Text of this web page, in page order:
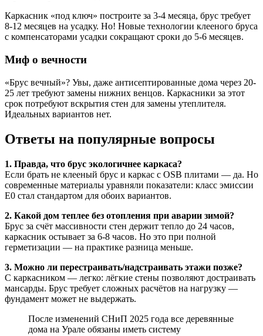
Каркасник «под ключ» построите за 3-4 месяца, брус требует
8-12 месяцев на усадку. Но! Новые технологии клееного бруса
с компенсаторами усадки сокращают сроки до 5-6 месяцев.
Миф о вечности
«Брус вечный»? Увы, даже антисептированные дома через 20-
25 лет требуют замены нижних венцов. Каркасники за этот
срок потребуют вскрытия стен для замены утеплителя.
Идеальных вариантов нет.
Ответы на популярные вопросы
1. Правда, что брус экологичнее каркаса?
Если брать не клееный брус и каркас с OSB плитами — да. Но
современные материалы уравняли показатели: класс эмиссии
Е0 стал стандартом для обоих вариантов.
2. Какой дом теплее без отопления при аварии зимой?
Брус за счёт массивности стен держит тепло до 24 часов,
каркасник остывает за 6-8 часов. Но это при полной
герметизации — на практике разница меньше.
3. Можно ли перестраивать/надстраивать этажи позже?
С каркасником — легко: лёгкие стены позволяют достраивать
мансарды. Брус требует сложных расчётов на нагрузку —
фундамент может не выдержать.
После изменений СНиП 2025 года все деревянные
дома на Урале обязаны иметь систему